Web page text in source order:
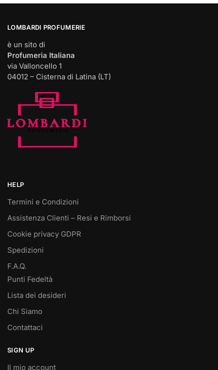
LOMBARDI PROFUMERIE
è un sito di
Profumeria Italiana
via Valloncello 1
04012 – Cisterna di Latina (LT)
HELP
Termini e Condizioni
Assistenza Clienti – Resi e Rimborsi
Cookie privacy GDPR
Spedizioni
F.A.Q.
Punti Fedeltà
Lista dei desideri
Chi Siamo
Contattaci
SIGN UP
Il mio account